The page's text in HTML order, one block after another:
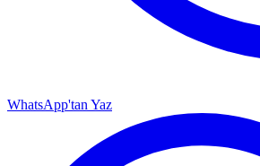
WhatsApp'tan Yaz